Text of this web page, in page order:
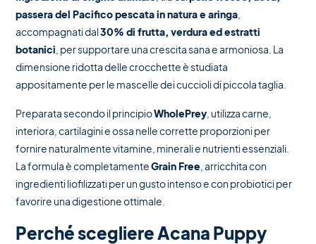
passera del Pacifico pescata in natura e aringa
accompagnati dal30% di frutta, verdura ed estratti
botanici , per supportare una crescita sana e armoniosa. La
dimensione ridotta delle crocchette è studiata
appositamente per le mascelle dei cuccioli di piccola taglia.
Preparata secondo il principioWholePrey, utilizza carne,
interiora, cartilagini e ossa nelle corrette proporzioni per
fornire naturalmente vitamine, minerali e nutrienti essenziali.
La formula è completamenteGrain Free , arricchita con
ingredienti liofilizzati per un gusto intenso e con probiotici per
favorire una digestione ottimale.
Perché scegliere Acana Puppy